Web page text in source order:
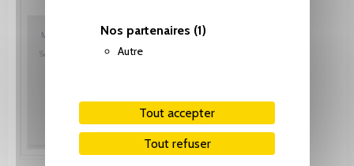
Nos partenaires (1)
Autre
Tout accepter
Tout refuser